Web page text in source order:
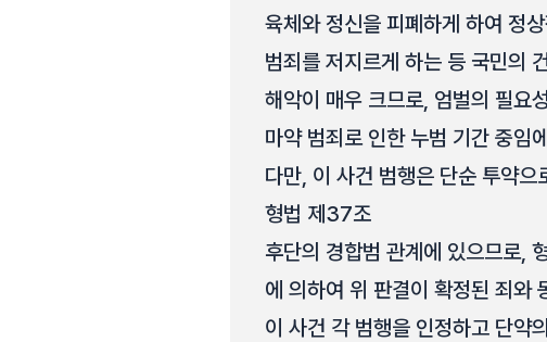
육체와 정신을 피폐하게 하여 정
범죄를 저지르게 하는 등 국민의
해악이 매우 크므로, 엄벌의 필요
마약 범죄로 인한 누범 기간 중임
다만, 이 사건 범행은 단순 투약
형법 제37조
후단의 경합범 관계에 있으므로,
에 의하여 위 판결이 확정된 죄와
이 사건 각 범행을 인정하고 단약